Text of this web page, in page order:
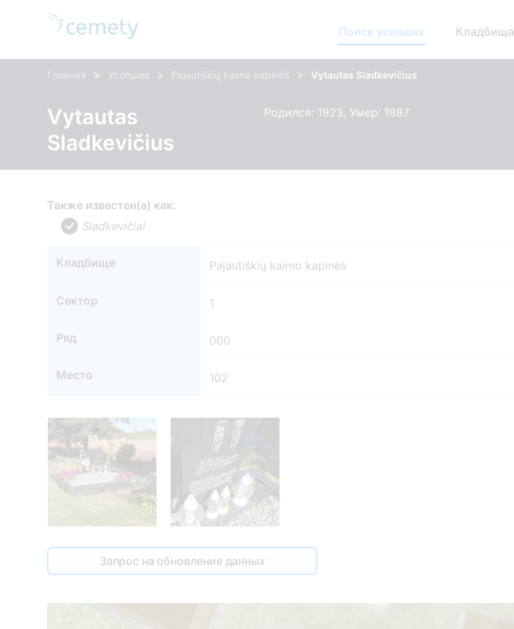
Поиск усопших Кладбища
Главная > Усопшие > Pajautiškių kaimo kapinės > Vytautas Sladkevičius
Vytautas
Sladkevičius
Родился: 1923, Умер: 1987
Также известен(а) как:
Sladkevičiai
Кладбище Pajautiškių kaimo kapinės
Сектор 1
Ряд 000
Место 102
Запрос на обновление данных
103
1